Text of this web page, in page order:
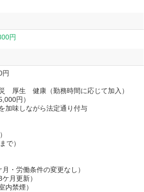
円
厚生 健康（勤務時間に応じて加入）
円）
加味しながら法定通り付与
で）
・労働条件の変更なし）
月更新）
内禁煙）